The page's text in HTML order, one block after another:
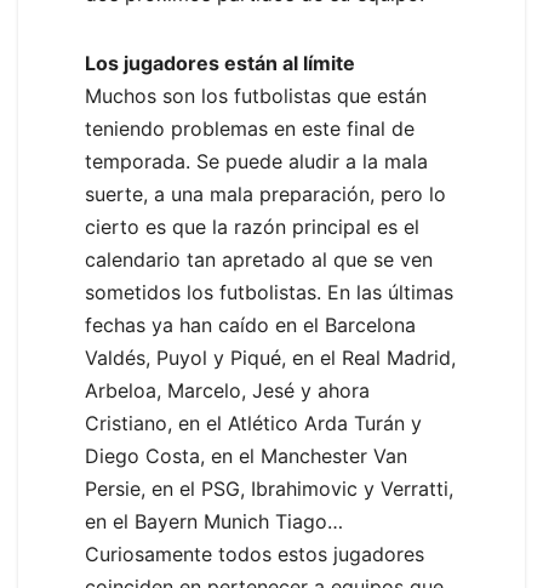
Los jugadores están al límite
Muchos son los futbolistas que están
teniendo problemas en este final de
temporada. Se puede aludir a la mala
suerte, a una mala preparación, pero lo
cierto es que la razón principal es el
calendario tan apretado al que se ven
sometidos los futbolistas. En las últimas
fechas ya han caído en el Barcelona
Valdés, Puyol y Piqué, en el Real Madrid,
Arbeloa, Marcelo, Jesé y ahora
Cristiano, en el Atlético Arda Turán y
Diego Costa, en el Manchester Van
Persie, en el PSG, Ibrahimovic y Verratti,
en el Bayern Munich Tiago…
Curiosamente todos estos jugadores